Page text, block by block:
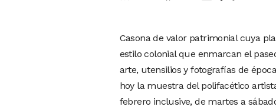
Casona de valor patrimonial cuya
estilo colonial que enmarcan el
arte, utensilios y fotografías de
hoy la muestra del polifacético
febrero inclusive, de martes a